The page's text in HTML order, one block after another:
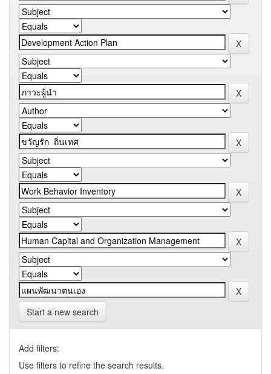
Start a new search
Add filters:
Use filters to refine the search results.